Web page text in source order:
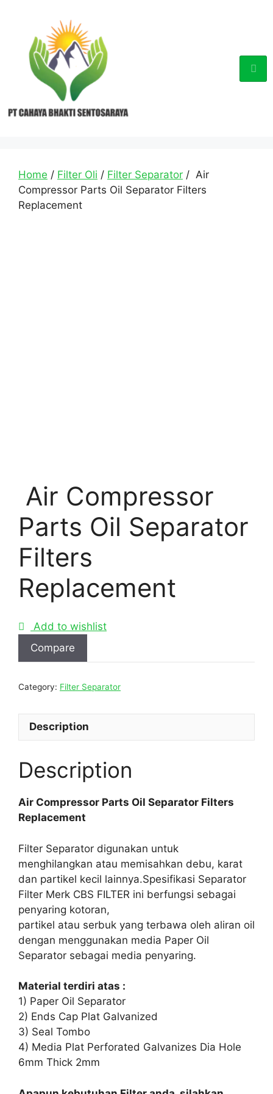
Home / Filter Oli / Filter Separator / Air
Compressor Parts Oil Separator Filters
Replacement
Air Compressor
Parts Oil Separator
Filters
Replacement
Add to wishlist
Compare
Category: Filter Separator
Description
Description
Air Compressor Parts Oil Separator Filters
Replacement
Filter Separator digunakan untuk
menghilangkan atau memisahkan debu, karat
dan partikel kecil lainnya.Spesifikasi Separator
Filter Merk CBS FILTER ini berfungsi sebagai
penyaring kotoran,
partikel atau serbuk yang terbawa oleh aliran oil
dengan menggunakan media Paper Oil
Separator sebagai media penyaring.
Material terdiri atas :
1) Paper Oil Separator
2) Ends Cap Plat Galvanized
3) Seal Tombo
4) Media Plat Perforated Galvanizes Dia Hole
6mm Thick 2mm